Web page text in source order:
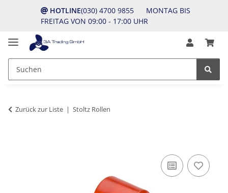
HOTLINE(030) 4700 9855 MONTAG BIS
FREITAG VON 09:00 - 17:00 UHR
Zurück zur Liste Stoltz Rollen